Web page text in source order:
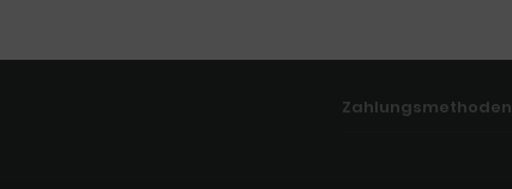
Zahlungsmethoden